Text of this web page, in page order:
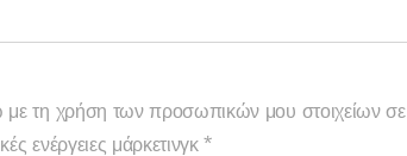
τη χρήση των προσωπικών μου στοιχείων σε
ενέργειες μάρκετινγκ